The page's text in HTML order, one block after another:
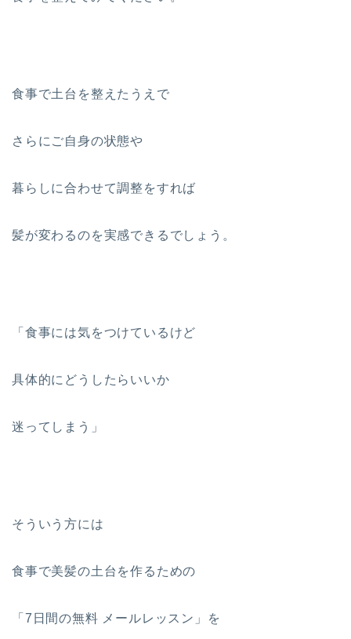
食事で土台を整えたうえで
さらにご自身の状態や
暮らしに合わせて調整をすれば
髪が変わるのを実感できるでしょう。
「食事には気をつけているけど
具体的にどうしたらいいか
迷ってしまう」
そういう方には
食事で美髪の土台を作るための
「7日間の無料 メールレッスン」を